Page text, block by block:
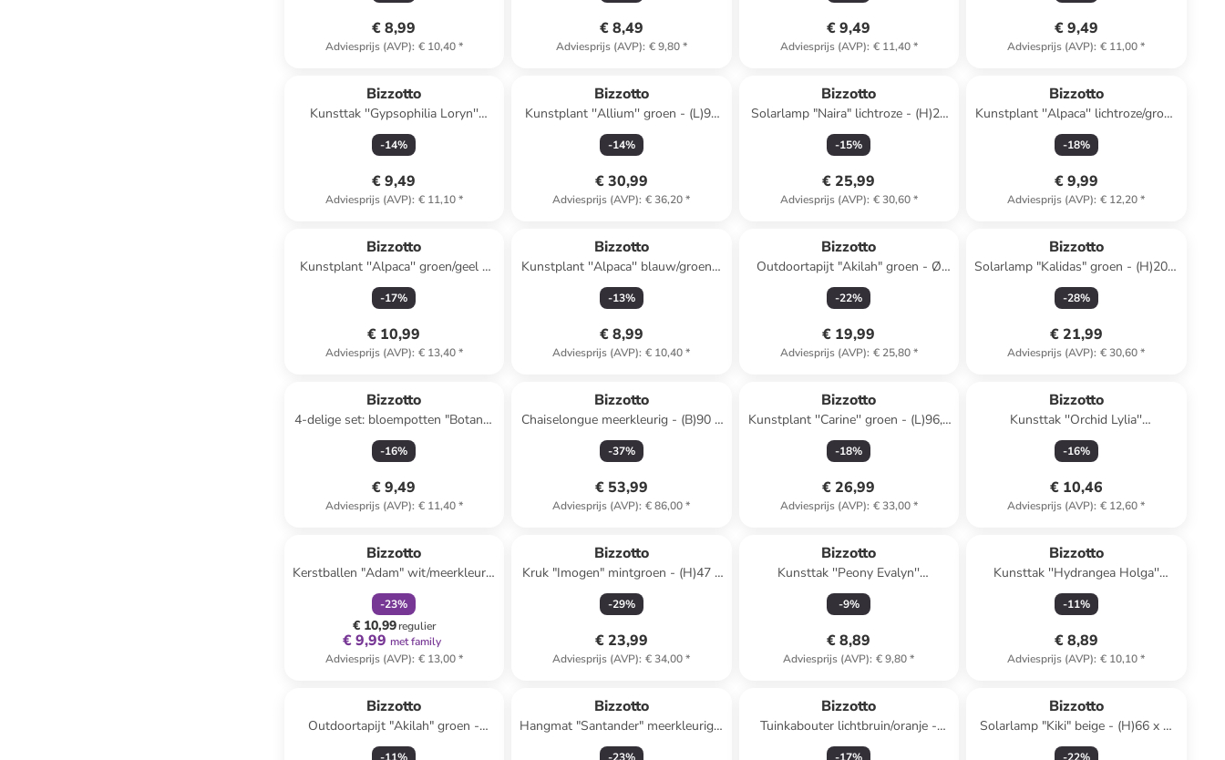
€ 8,99
Adviesprijs (AVP): € 10,40*
€ 8,49
Adviesprijs (AVP): € 9,80*
€ 9,49
Adviesprijs (AVP): € 11,40*
€ 9,49
Adviesprijs (AVP): € 11,00*
Bizzotto
Kunsttak ''Gypsophilia Loryn''
oranje - (L)106 cm
-14%
€ 9,49
Adviesprijs (AVP): € 11,10*
Bizzotto
Kunstplant ''Allium'' groen - (L)90
cm
-14%
€ 30,99
Adviesprijs (AVP): € 36,20*
Bizzotto
Solarlamp "Naira" lichtroze - (H)20
x Ø 20 cm
-15%
€ 25,99
Adviesprijs (AVP): € 30,60*
Bizzotto
Kunstplant ''Alpaca'' lichtroze/groen
- (B)12 x (H)16 x (D)8 cm
-18%
€ 9,99
Adviesprijs (AVP): € 12,20*
Bizzotto
Kunstplant ''Alpaca'' groen/geel -
(B)12 x (H)16 x (D)8 cm
-17%
€ 10,99
Adviesprijs (AVP): € 13,40*
Bizzotto
Kunstplant ''Alpaca'' blauw/groen -
(B)12 x (H)16 x (D)8 cm
-13%
€ 8,99
Adviesprijs (AVP): € 10,40*
Bizzotto
Outdoortapijt "Akilah" groen - Ø
180 cm
-22%
€ 19,99
Adviesprijs (AVP): € 25,80*
Bizzotto
Solarlamp "Kalidas" groen - (H)20 x
Ø 20 cm
-28%
€ 21,99
Adviesprijs (AVP): € 30,60*
Bizzotto
4-delige set: bloempotten "Botany"
wit
-16%
€ 9,49
Adviesprijs (AVP): € 11,40*
Bizzotto
Chaiselongue meerkleurig - (B)90 x
(H)70 x (D)60 cm
-37%
€ 53,99
Adviesprijs (AVP): € 86,00*
Bizzotto
Kunstplant ''Carine'' groen - (L)96,5
cm
-18%
€ 26,99
Adviesprijs (AVP): € 33,00*
Bizzotto
Kunsttak ''Orchid Lylia''
groen/lichtroze - (L)77 cm
-16%
€ 10,46
Adviesprijs (AVP): € 12,60*
Bizzotto
Kerstballen "Adam" wit/meerkleurig
- Ø 7,5 cm - 6 stuks
-23%
€ 10,99regulier
€ 9,99 met family
Adviesprijs (AVP): € 13,00*
Bizzotto
Kruk "Imogen" mintgroen - (H)47 x
Ø 37 cm
-29%
€ 23,99
Adviesprijs (AVP): € 34,00*
Bizzotto
Kunsttak ''Peony Evalyn''
groen/lichtroze - (L)90 cm
-9%
€ 8,89
Adviesprijs (AVP): € 9,80*
Bizzotto
Kunsttak ''Hydrangea Holga''
groen/wit - (L)82 cm
-11%
€ 8,89
Adviesprijs (AVP): € 10,10*
Bizzotto
Outdoortapijt "Akilah" groen -
(L)230 x (B)160 cm
Bizzotto
Hangmat "Santander" meerkleurig -
(L)200 x (B)96 cm
Bizzotto
Tuinkabouter lichtbruin/oranje -
(H)31 cm
Bizzotto
Solarlamp "Kiki" beige - (H)66 x Ø
22 cm